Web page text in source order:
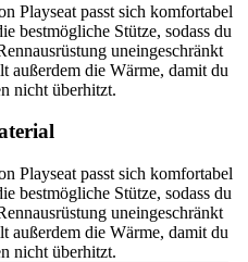
Playseat passt sich komfortabel
bestmögliche Stütze, sodass du
uneingeschränkt
außerdem die Wärme, damit du
nicht überhitzt.
Playseat passt sich komfortabel
bestmögliche Stütze, sodass du
uneingeschränkt
außerdem die Wärme, damit du
nicht überhitzt.